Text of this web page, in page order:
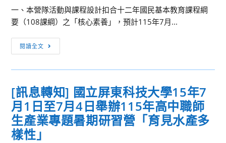
研
發
教
材
教
具
競
一、本營隊活動與課程設計扣合十二年國民基本教育課程綱
要（108課綱）之「核心素養」，預計115年7月...
閱讀全文
息
轉
國
立
政
治
[訊息轉知] 國立屏東科技大學15年7
月1日至7月4日舉辦115年高中職師
生產業專題暑期研習營「育見水產多
樣性」